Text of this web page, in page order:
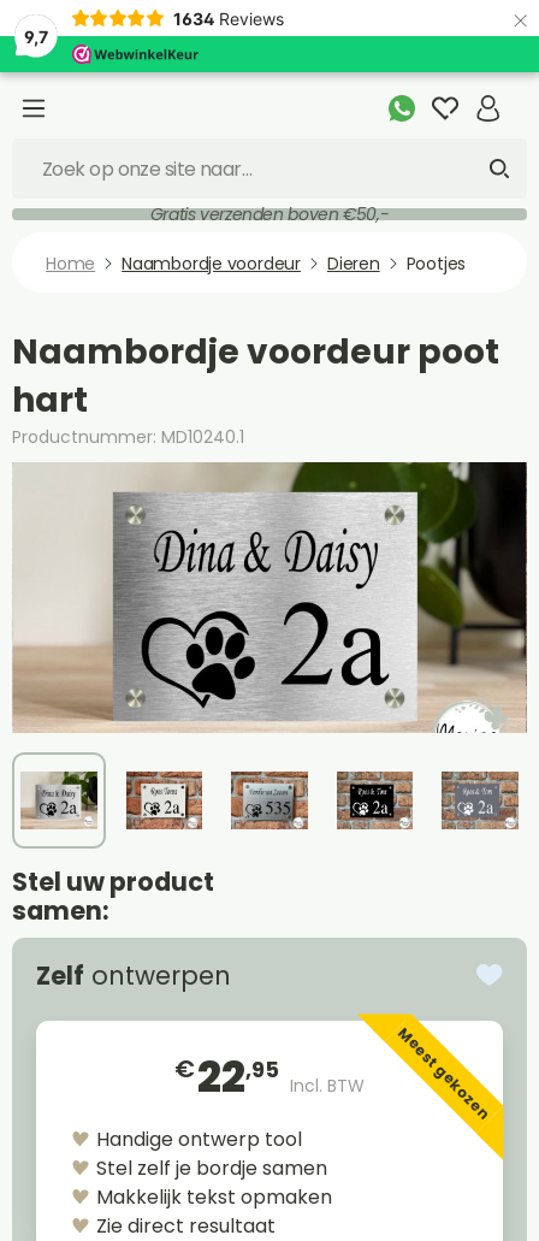
9,7
1634 Reviews ×
Gratis verzenden boven €50,-
Home Naambordje voordeur Dieren Pootjes
Naambordje voordeur poot
hart
Productnummer: MD10240.1
Stel uw product
samen:
Zelf ontwerpen
€22,95
Incl. BTW Meest gekozen
Handige ontwerp tool
Stel zelf je bordje samen
Makkelijk tekst opmaken
Zie direct resultaat